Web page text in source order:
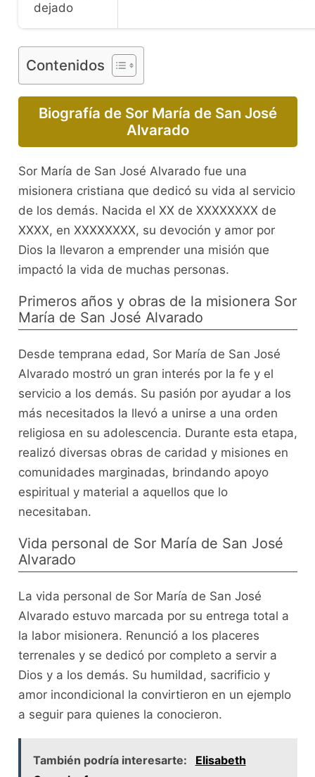
dejado
Contenidos
Biografía de Sor María de San José
Alvarado
Sor María de San José Alvarado fue una
misionera cristiana que dedicó su vida al servicio
de los demás. Nacida el XX de XXXXXXXX de
XXXX, en XXXXXXXX, su devoción y amor por
Dios la llevaron a emprender una misión que
impactó la vida de muchas personas.
Primeros años y obras de la misionera Sor
María de San José Alvarado
Desde temprana edad, Sor María de San José
Alvarado mostró un gran interés por la fe y el
servicio a los demás. Su pasión por ayudar a los
más necesitados la llevó a unirse a una orden
religiosa en su adolescencia. Durante esta etapa,
realizó diversas obras de caridad y misiones en
comunidades marginadas, brindando apoyo
espiritual y material a aquellos que lo
necesitaban.
Vida personal de Sor María de San José
Alvarado
La vida personal de Sor María de San José
Alvarado estuvo marcada por su entrega total a
la labor misionera. Renunció a los placeres
terrenales y se dedicó por completo a servir a
Dios y a los demás. Su humildad, sacrificio y
amor incondicional la convirtieron en un ejemplo
a seguir para quienes la conocieron.
También podría interesarte:
Elisabeth